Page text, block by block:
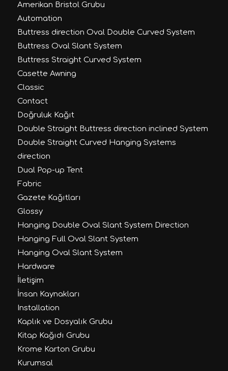
Amerikan Bristol Grubu
Automation
Buttress direction Oval Double Curved System
Buttress Oval Slant System
Buttress Straight Curved System
Casette Awning
Classic
Contact
Doğruluk Kağıt
Double Straight Buttress direction inclined System
Double Straight Curved Hanging Systems
direction
Dual Pop-up Tent
Fabric
Gazete Kağıtları
Glossy
Hanging Double Oval Slant System Direction
Hanging Full Oval Slant System
Hanging Oval Slant System
Hardware
İletişim
İnsan Kaynakları
Installation
Kaplık ve Dosyalık Grubu
Kitap Kağıdı Grubu
Krome Karton Grubu
Kurumsal